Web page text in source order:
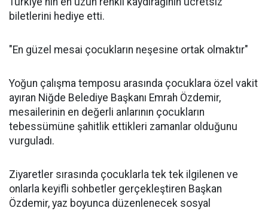
biletlerini hediye etti.
"En güzel mesai çocukların neşesine ortak olmaktır"
Yoğun çalışma temposu arasında çocuklara özel vakit
ayıran Niğde Belediye Başkanı Emrah Özdemir,
mesailerinin en değerli anlarının çocukların
tebessümüne şahitlik ettikleri zamanlar olduğunu
vurguladı.
Ziyaretler sırasında çocuklarla tek tek ilgilenen ve
onlarla keyifli sohbetler gerçekleştiren Başkan
Özdemir, yaz boyunca düzenlenecek sosyal